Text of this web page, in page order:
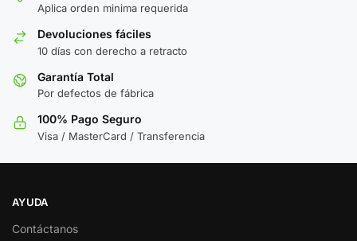
Aplica orden minima requerida
Devoluciones fáciles
10 días con derecho a retracto
Garantía Total
Por defectos de fábrica
100% Pago Seguro
Visa / MasterCard / Transferencia
AYUDA
Contáctanos